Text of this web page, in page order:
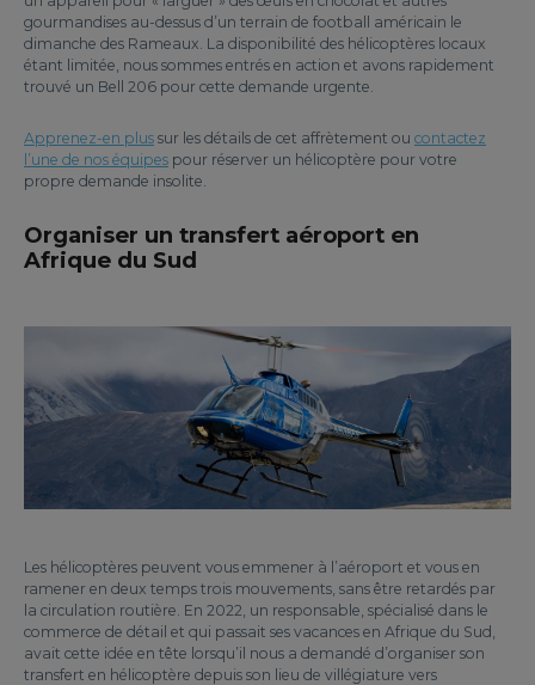
gourmandises au-dessus d’un terrain de football américain le
dimanche des Rameaux. La disponibilité des hélicoptères locaux
étant limitée, nous sommes entrés en action et avons rapidement
trouvé un Bell 206 pour cette demande urgente.
Apprenez-en plus sur les détails de cet affrètement ou contactez
l’une de nos équipes pour réserver un hélicoptère pour votre
propre demande insolite.
Organiser un transfert aéroport en
Afrique du Sud
Les hélicoptères peuvent vous emmener à l’aéroport et vous en
ramener en deux temps trois mouvements, sans être retardés par
la circulation routière. En 2022, un responsable, spécialisé dans le
commerce de détail et qui passait ses vacances en Afrique du Sud,
avait cette idée en tête lorsqu’il nous a demandé d’organiser son
transfert en hélicoptère depuis son lieu de villégiature vers